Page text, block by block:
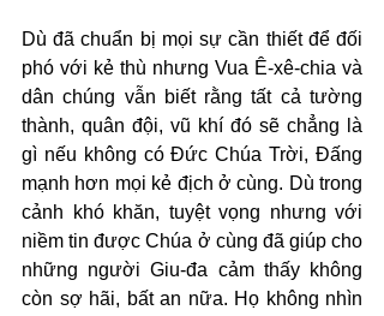
Dù đã chuẩn bị mọi sự cần thiết để đối
phó với kẻ thù nhưng Vua Ê-xê-chia và
dân chúng vẫn biết rằng tất cả tường
thành, quân đội, vũ khí đó sẽ chẳng là
gì nếu không có Đức Chúa Trời, Đấng
mạnh hơn mọi kẻ địch ở cùng. Dù trong
cảnh khó khăn, tuyệt vọng nhưng với
niềm tin được Chúa ở cùng đã giúp cho
những người Giu-đa cảm thấy không
còn sợ hãi, bất an nữa. Họ không nhìn